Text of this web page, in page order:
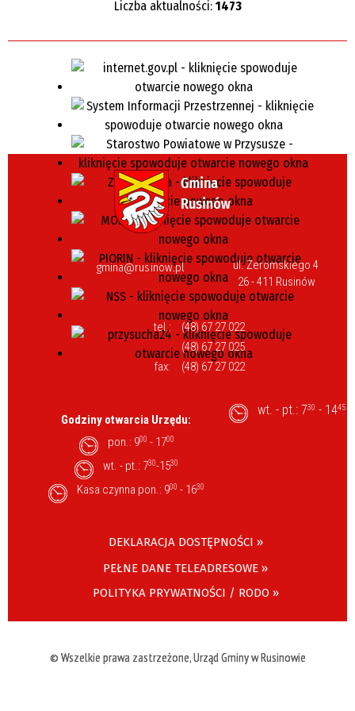
Liczba aktualności: 1473
gmina@rusinow.pl
ul. Żeromskiego 4
26 - 411 Rusinów
tel.:
(48) 67 27 022
(48) 67 27 025
fax:
(48) 67 27 022
Godziny otwarcia Urzędu:
pon.: 900 - 1700
wt. - pt.: 730-1530
Kasa czynna pon.: 900 - 1630
wt. - pt.: 730 - 1445
DEKLARACJA DOSTĘPNOŚCI »
PEŁNE DANE TELEADRESOWE »
POLITYKA PRYWATNOŚCI / RODO »
© Wszelkie prawa zastrzeżone, Urząd Gminy w Rusinowie